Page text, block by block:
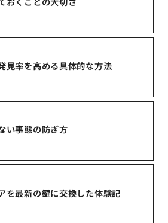
見率を高める具体的な方法
い事態の防ぎ方
を最新の鍵に交換した体験記